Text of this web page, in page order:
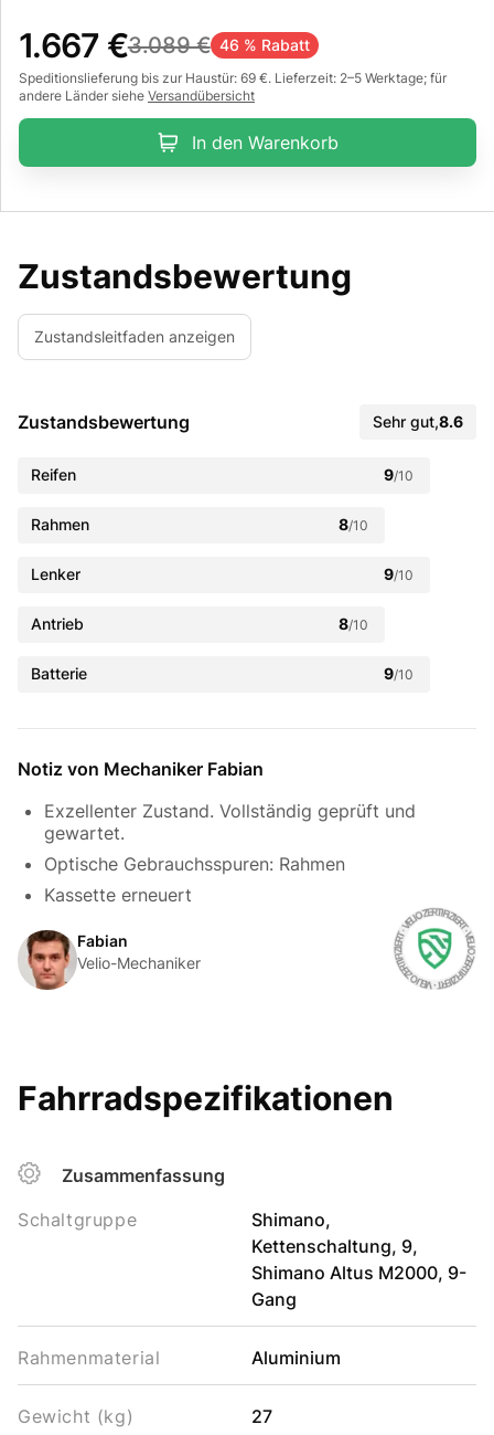
1.667 €3.089 € 46 % Rabatt
Speditionslieferung bis zur Haustür: 69 €. Lieferzeit: 2–5 Werktage; für
andere Länder siehe Versandübersicht
In den Warenkorb
Zustandsbewertung
Zustandsleitfaden anzeigen
Zustandsbewertung Sehr gut,8.6
Reifen 9/10
Rahmen 8/10
Lenker 9/10
Antrieb 8/10
Batterie 9/10
Notiz von Mechaniker Fabian
Exzellenter Zustand. Vollständig geprüft und
gewartet.
Optische Gebrauchsspuren: Rahmen
Kassette erneuert
Fabian
Velio-Mechaniker
Fahrradspezifikationen
Zusammenfassung
Schaltgruppe
Shimano,
Kettenschaltung, 9,
Shimano Altus M2000, 9-
Gang
Rahmenmaterial Aluminium
Gewicht (kg) 27